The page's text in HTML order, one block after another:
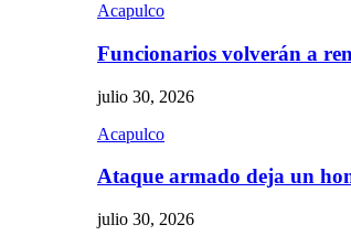
Acapulco
Funcionarios volverán a
julio 30, 2026
Acapulco
Ataque armado deja un
julio 30, 2026